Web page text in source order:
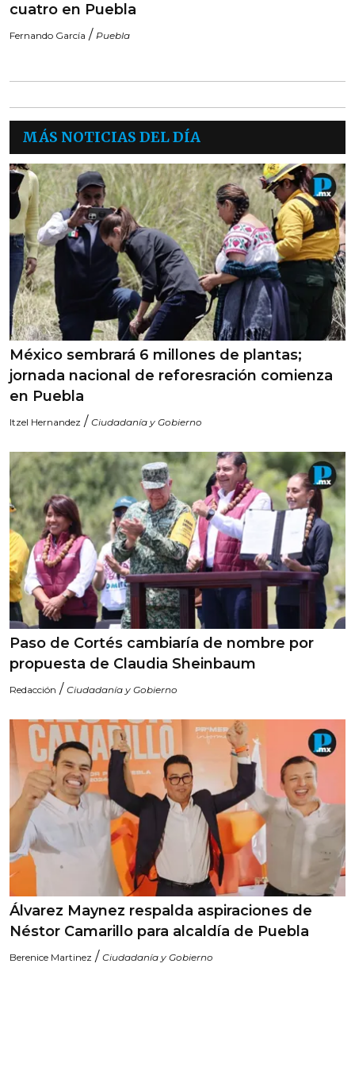
cuatro en Puebla
Fernando García / Puebla
MÁS NOTICIAS DEL DÍA
México sembrará 6 millones de plantas;
jornada nacional de reforesración comienza
en Puebla
Itzel Hernandez / Ciudadanía y Gobierno
Paso de Cortés cambiaría de nombre por
propuesta de Claudia Sheinbaum
Redacción / Ciudadanía y Gobierno
Álvarez Maynez respalda aspiraciones de
Néstor Camarillo para alcaldía de Puebla
Berenice Martinez / Ciudadanía y Gobierno